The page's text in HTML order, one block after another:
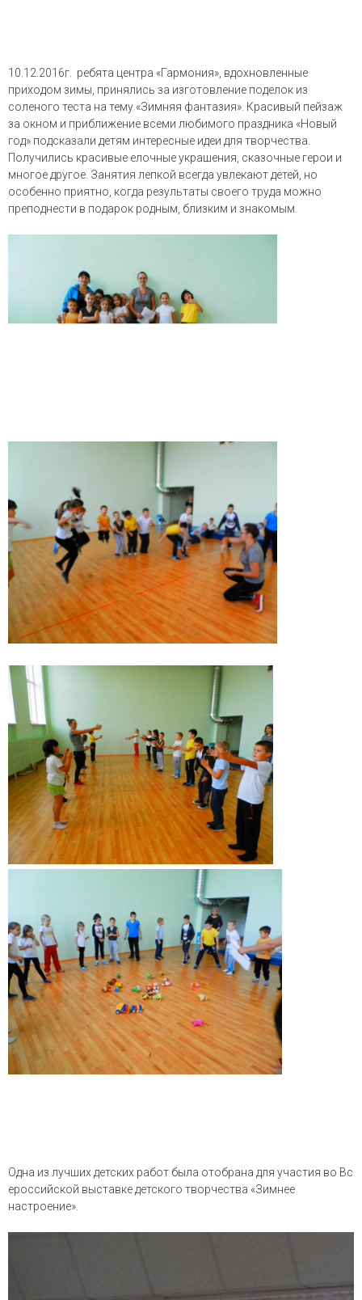
10.12.2016г. ребята центра «Гармония», вдохновленные
приходом зимы, принялись за изготовление поделок из
соленого теста на тему «Зимняя фантазия». Красивый пейзаж
за окном и приближение всеми любимого праздника «Новый
год» подсказали детям интересные идеи для творчества.
Получились красивые елочные украшения, сказочные герои и
многое другое. Занятия лепкой всегда увлекают детей, но
особенно приятно, когда результаты своего труда можно
преподнести в подарок родным, близким и знакомым.
Одна из лучших детских работ была отобрана для участия во Вс
ероссийской выставке детского творчества «Зимнее
настроение».